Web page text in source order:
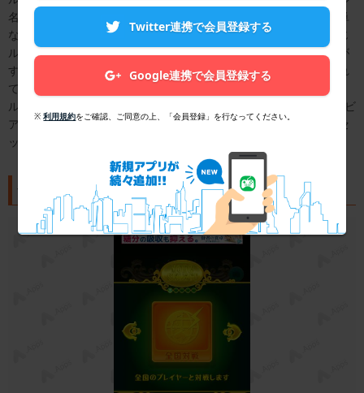
名の前の「？」アイコンをタップすれば、そのルールに関する簡単
な説明が出てきます。ルール自体が多彩であるだけではなく、同じ
ルールでも呼び名が違ったりしますので、自分が良く遊ぶルールが
すぐ見つからないかもしれませんが、解説を読めば別名も記載され
ているので安心です。
ルールのセットは、5セットまで保持しておくことができます。シビ
アな環境でプレイしたいときとゆるく遊びたいときとでルールのセ
ットを使い分けるなどするといいかもしれませんね。
全国のプレイヤーと競え！
Twitter連携で会員登録する
Google連携で会員登録する
※利用規約をご確認、ご同意の上、「会員登録」を行なってください。